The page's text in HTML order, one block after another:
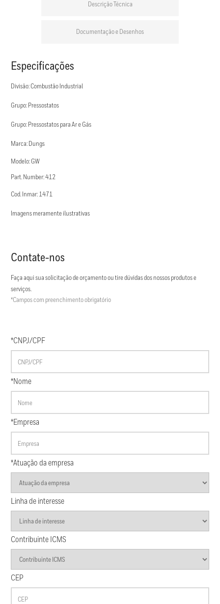
Descrição Técnica
Documentação e Desenhos
Especificações
Divisão: Combustão Industrial
Grupo: Pressostatos
Grupo: Pressostatos para Ar e Gás
Marca: Dungs
Modelo: GW
Part. Number: 412
Cod. Inmar: 1471
Imagens meramente ilustrativas
Contate-nos
Faça aqui sua solicitação de orçamento ou tire dúvidas dos nossos produtos e
serviços.
*Campos com preenchimento obrigatório
*CNPJ/CPF
*Nome
*Empresa
*Atuação da empresa
Linha de interesse
Contribuinte ICMS
CEP